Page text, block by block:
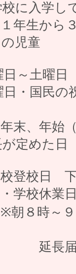
に入学し
年生
児童
土曜日
民の祝
１２月
定めた日
校日 下
８時
・夕
必